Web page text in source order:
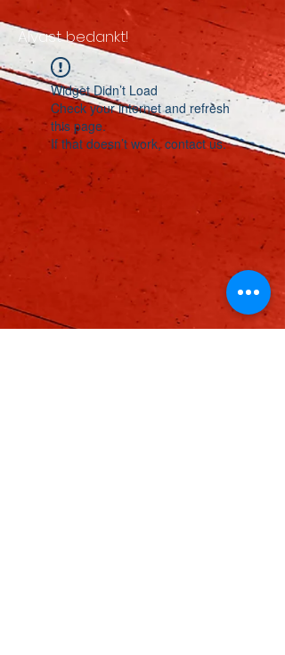
Alvast bedankt!
Widget Didn’t Load
Check your internet and refresh
this page.
If that doesn’t work, contact us.